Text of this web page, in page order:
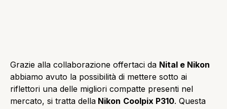
Grazie alla collaborazione offertaci da Nital e Nikon
abbiamo avuto la possibilità di mettere sotto ai
riflettori una delle migliori compatte presenti nel
mercato, si tratta della Nikon Coolpix P310. Questa